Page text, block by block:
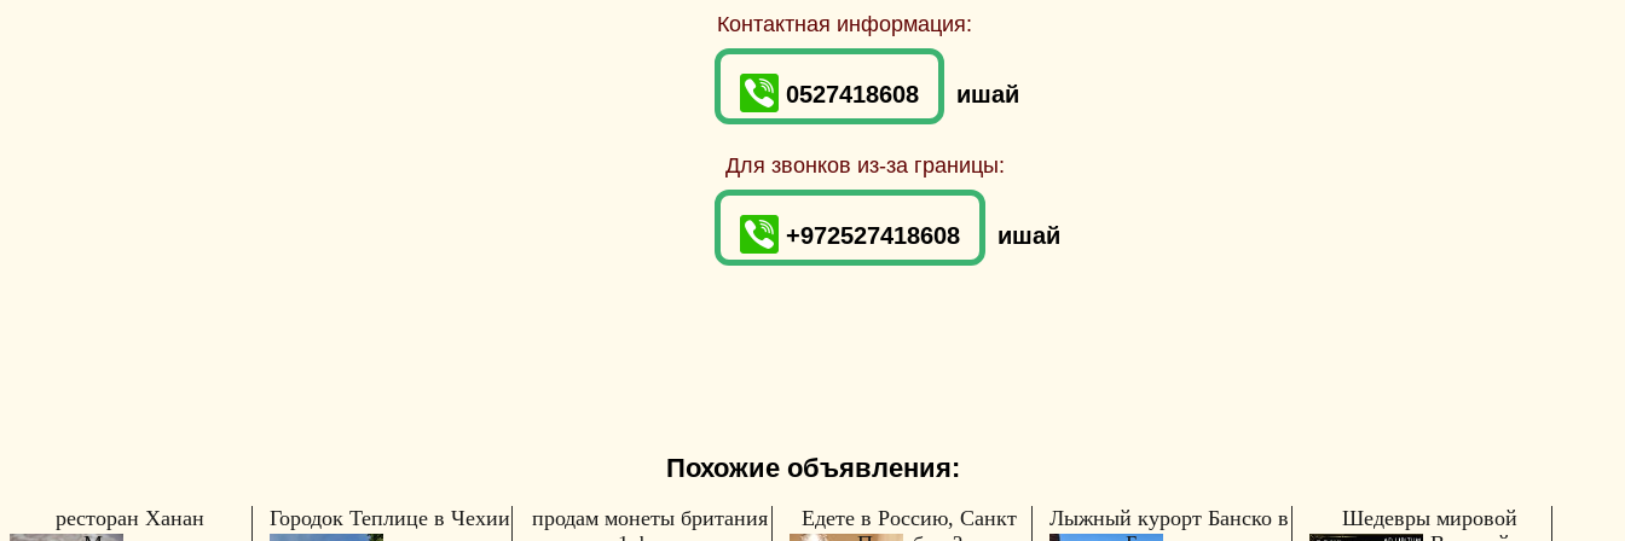
Контактная информация:
0527418608 ишай
Для звонков из-за границы:
+972527418608 ишай
Похожие объявления:
ресторан Ханан
Городок Теплице в Чехии
продам монеты британия
Едете в Россию, Санкт
Лыжный курорт Банско в
Шедевры мировой